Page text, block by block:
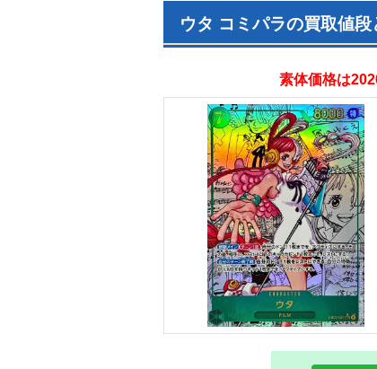
ウタ コミパラの買取値
素体価格は